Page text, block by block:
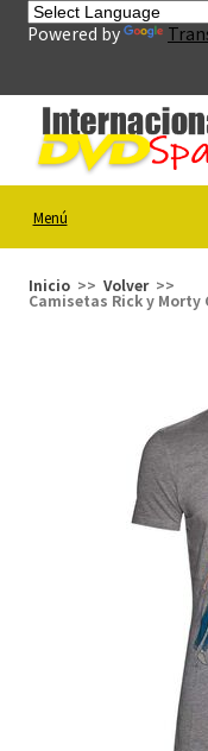
Powered by
Menú
Inicio Volver
Camisetas Rick y Morty